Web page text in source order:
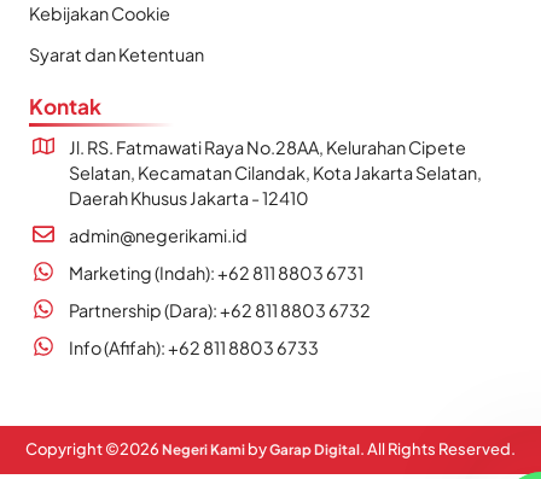
Kebijakan Cookie
Syarat dan Ketentuan
Kontak
Jl. RS. Fatmawati Raya No.28AA, Kelurahan Cipete
Selatan, Kecamatan Cilandak, Kota Jakarta Selatan,
Daerah Khusus Jakarta - 12410
admin@negerikami.id
Marketing (Indah): +62 811 8803 6731
Partnership (Dara): +62 811 8803 6732
Info (Afifah): +62 811 8803 6733
Copyright ©2026 Negeri Kami byGarap Digital. All Rights Reserved.